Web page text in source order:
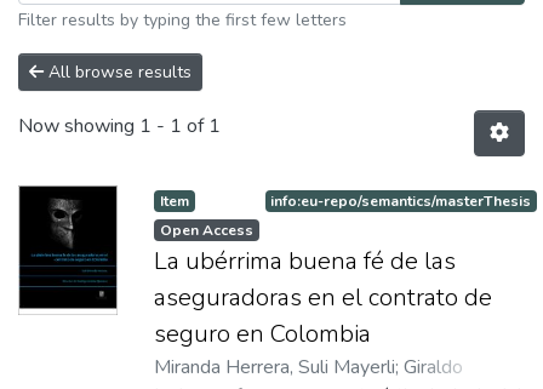
Filter results by typing the first few letters
All browse results
Now showing 1 - 1 of 1
Item
Open Access
info:eu-repo/semantics/masterThesis
La ubérrima buena fé de las
aseguradoras en el contrato de
seguro en Colombia
Miranda Herrera, Suli Mayerli; Giraldo